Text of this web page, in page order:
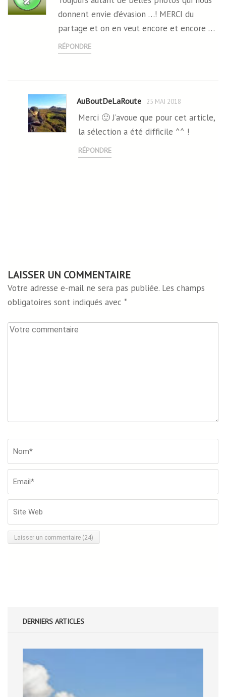
donnent envie d’évasion …! MERCI du
partage et on en veut encore et encore …
RÉPONDRE
AuBoutDeLaRoute 25 MAI 2018
Merci 🙂 J’avoue que pour cet article,
la sélection a été difficile ^^ !
RÉPONDRE
LAISSER UN COMMENTAIRE
Votre adresse e-mail ne sera pas publiée. Les champs
obligatoires sont indiqués avec *
Votre
DERNIERS ARTICLES